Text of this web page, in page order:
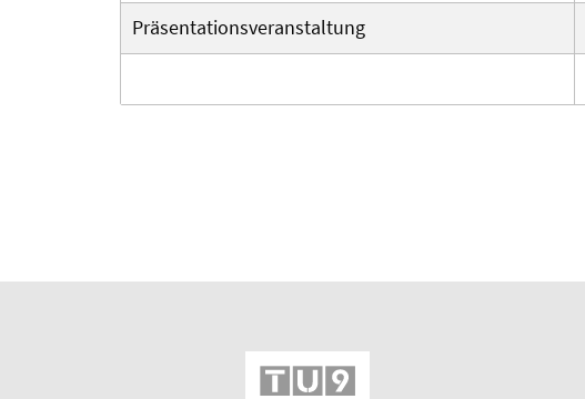
Präsentations­veranstaltung